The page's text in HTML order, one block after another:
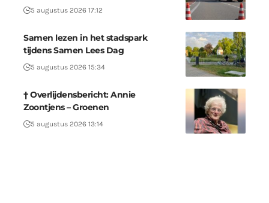
5 augustus 2026 17:12
Samen lezen in het stadspark
tijdens Samen Lees Dag
5 augustus 2026 15:34
† Overlijdensbericht: Annie
Zoontjens – Groenen
5 augustus 2026 13:14